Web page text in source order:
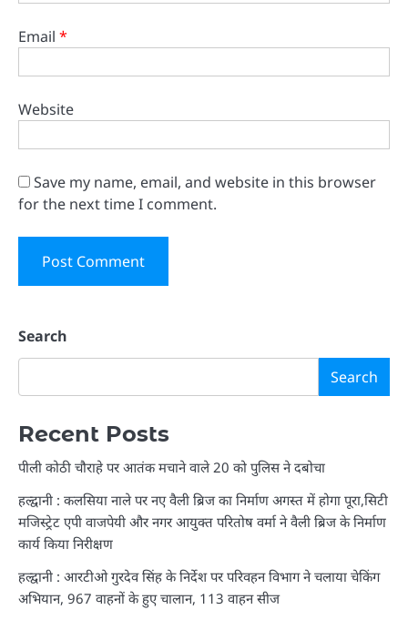
Email *
Website
Save my name, email, and website in this browser
for the next time I comment.
Search
Search
Recent Posts
पीली कोठी चौराहे पर आतंक मचाने वाले 20 को पुलिस ने दबोचा
हल्द्वानी : कलसिया नाले पर नए वैली ब्रिज का निर्माण अगस्त में होगा पूरा,सिटी
मजिस्ट्रेट एपी वाजपेयी और नगर आयुक्त परितोष वर्मा ने वैली ब्रिज के निर्माण
कार्य किया निरीक्षण
हल्द्वानी : आरटीओ गुरदेव सिंह के निर्देश पर परिवहन विभाग ने चलाया चेकिंग
अभियान, 967 वाहनों के हुए चालान, 113 वाहन सीज